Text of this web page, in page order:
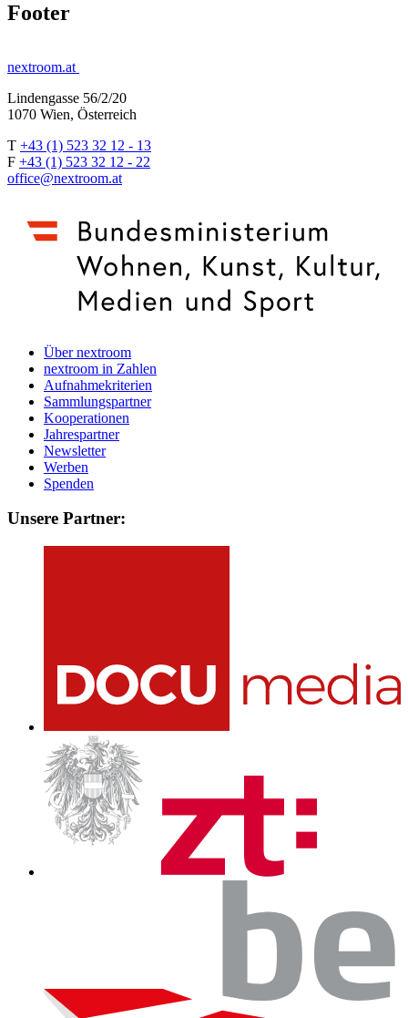
Footer
nextroom.at
Lindengasse 56/2/20
1070 Wien, Österreich
T +43 (1) 523 32 12 - 13
F +43 (1) 523 32 12 - 22
office@nextroom.at
Über nextroom
nextroom in Zahlen
Aufnahmekriterien
Sammlungspartner
Kooperationen
Jahrespartner
Newsletter
Werben
Spenden
Unsere Partner: